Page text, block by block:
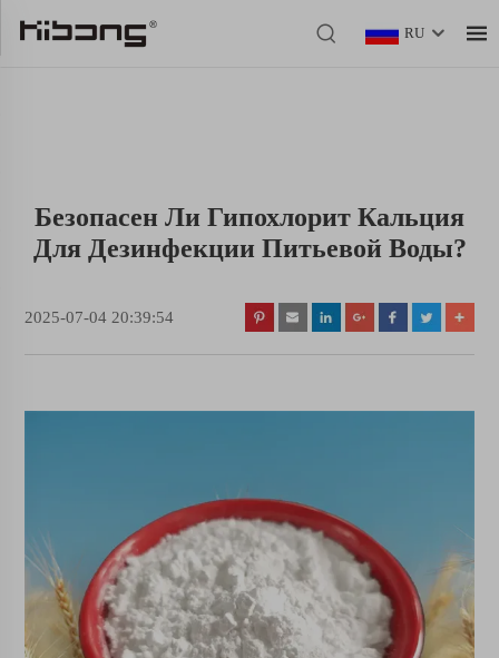
RU
Безопасен Ли Гипохлорит Кальция
Для Дезинфекции Питьевой Воды?
2025-07-04 20:39:54